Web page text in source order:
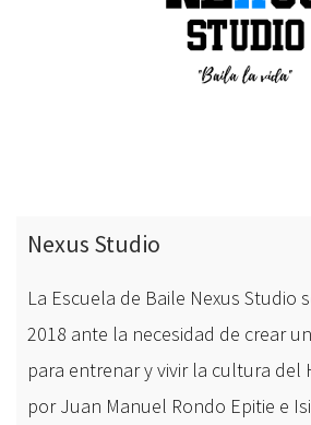
Nexus Studio
La Escuela de Baile Nexus Studio
2018 ante la necesidad de crear
para entrenar y vivir la cultura del
por Juan Manuel Rondo Epitie e